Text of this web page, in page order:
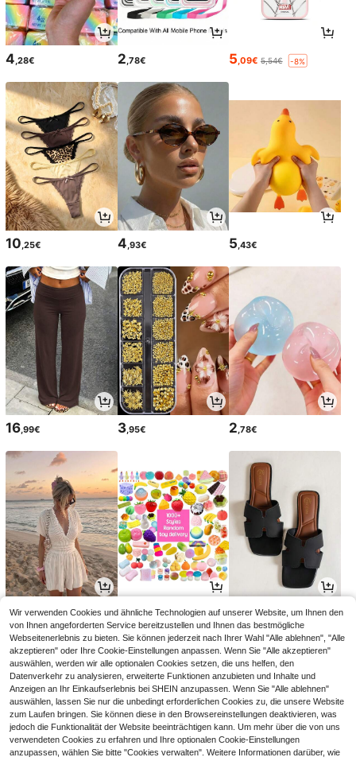
4 ,28€ 2 ,78€ 5 ,09€ 5,54€ -8%
10,25€ 4,93€ 5,43€
16,99€ 3,95€ 2,78€
16,49€ 6,09€ 11,84€
Wir verwenden Cookies und ähnliche Technologien auf unserer Website, um Ihnen den
von Ihnen angeforderten Service bereitzustellen und Ihnen das bestmögliche
Webseitenerlebnis zu bieten. Sie können jederzeit nach Ihrer Wahl "Alle ablehnen", "Alle
akzeptieren" oder Ihre Cookie-Einstellungen anpassen. Wenn Sie "Alle akzeptieren"
auswählen, werden wir alle optionalen Cookies setzen, die uns helfen, den
Datenverkehr zu analysieren, erweiterte Funktionen anzubieten und Inhalte und
Anzeigen an Ihr Einkaufserlebnis bei SHEIN anzupassen. Wenn Sie "Alle ablehnen"
auswählen, lassen Sie nur die unbedingt erforderlichen Cookies zu, die unsere Website
zum Laufen bringen. Sie können diese in den Browsereinstellungen deaktivieren, was
jedoch die Funktionalität der Website beeinträchtigen kann. Um mehr über die von uns
verwendeten Cookies zu erfahren und Ihre optionalen Cookie-Einstellungen
anzupassen, wählen Sie bitte "Cookies verwalten". Weitere Informationen darüber, wie